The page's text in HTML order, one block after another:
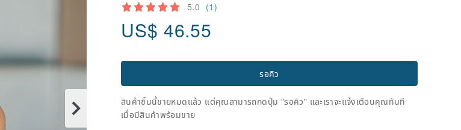
5.0 (1)
US$ 46.55
รอคิว
สินค้าชิ้นนี้ขายหมดแล้ว แต่คุณสามารถกดปุ่ม "รอคิว" และเราจะแจ้งเตือนคุณทันที
เมื่อมีสินค้าพร้อมขาย